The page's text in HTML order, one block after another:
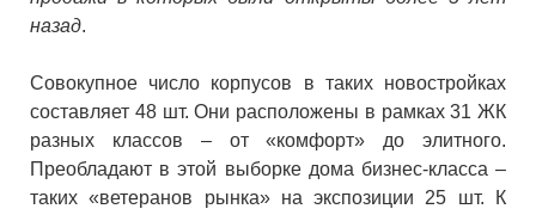
назад.
Совокупное число корпусов в таких новостройках
составляет 48 шт. Они расположены в рамках 31 ЖК
разных классов – от «комфорт» до элитного.
Преобладают в этой выборке дома бизнес-класса –
таких «ветеранов рынка» на экспозиции 25 шт. К